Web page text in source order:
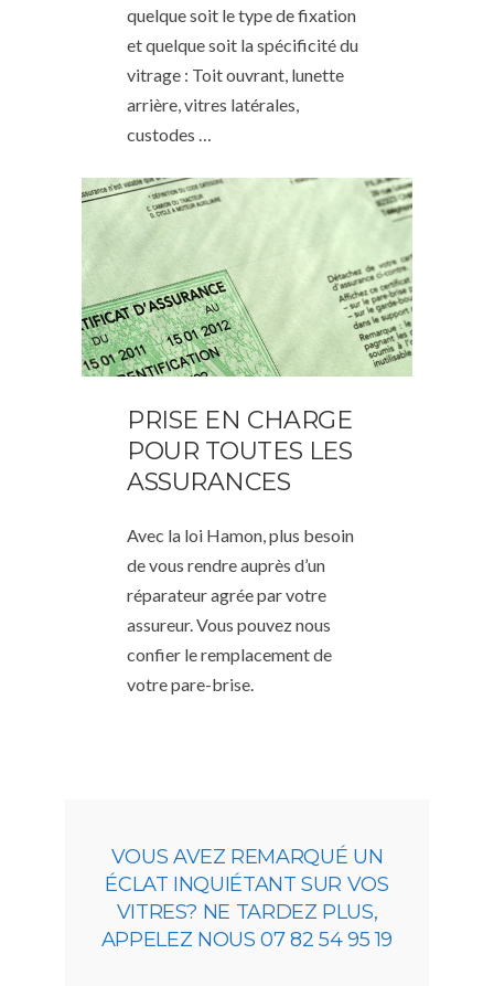
quelque soit le type de fixation
et quelque soit la spécificité du
vitrage : Toit ouvrant, lunette
arrière, vitres latérales,
custodes …
PRISE EN CHARGE
POUR TOUTES LES
ASSURANCES
Avec la loi Hamon, plus besoin
de vous rendre auprès d’un
réparateur agrée par votre
assureur. Vous pouvez nous
confier le remplacement de
votre pare-brise.
VOUS AVEZ REMARQUÉ UN
ÉCLAT INQUIÉTANT SUR VOS
VITRES? NE TARDEZ PLUS,
APPELEZ NOUS 07 82 54 95 19